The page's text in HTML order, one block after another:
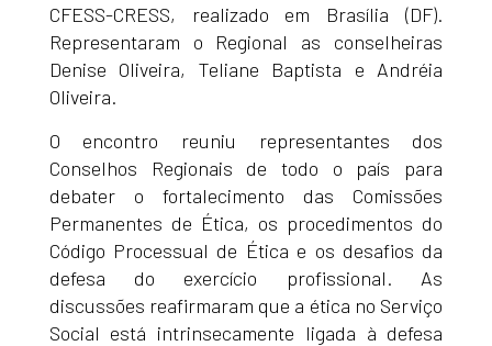
CFESS-CRESS, realizado em Brasília (DF).
Representaram o Regional as conselheiras
Denise Oliveira, Teliane Baptista e Andréia
Oliveira.
O encontro reuniu representantes dos
Conselhos Regionais de todo o país para
debater o fortalecimento das Comissões
Permanentes de Ética, os procedimentos do
Código Processual de Ética e os desafios da
defesa do exercício profissional. As
discussões reafirmaram que a ética no Serviço
Social está intrinsecamente ligada à defesa